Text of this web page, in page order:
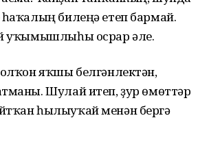
билеңә етеп бармай.
уҡымышлыһы осрар әле.
яҡшы белгәнлектән,
Шулай итеп, ҙур өмөттәр
һылыуҡай менән бергә